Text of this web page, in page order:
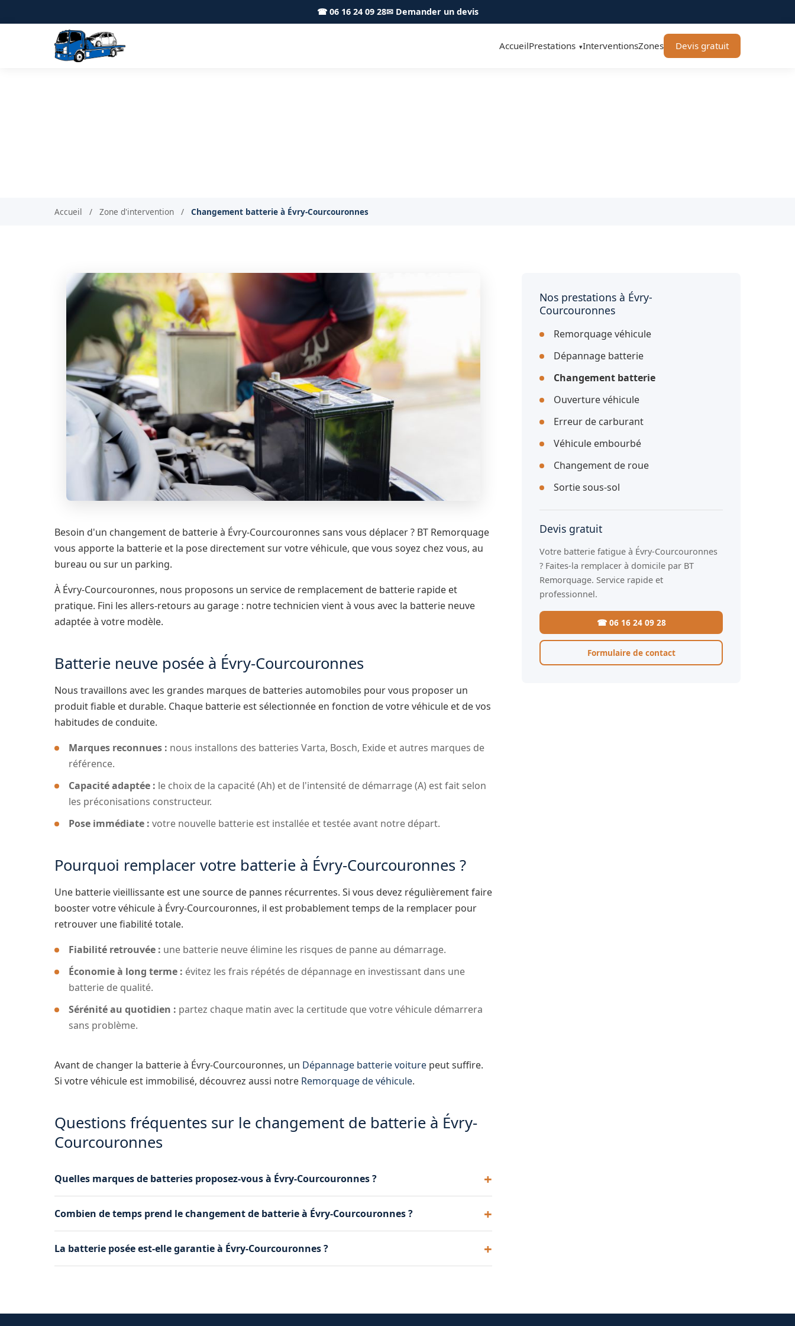
☎ 06 16 24 09 28✉ Demander un devis
AccueilPrestations ▾InterventionsZones Devis gratuit
Accueil / Zone d'intervention / Changement batterie à Évry-Courcouronnes
Besoin d'un changement de batterie à Évry-Courcouronnes sans vous déplacer ? BT Remorquage
vous apporte la batterie et la pose directement sur votre véhicule, que vous soyez chez vous, au
bureau ou sur un parking.
À Évry-Courcouronnes, nous proposons un service de remplacement de batterie rapide et
pratique. Fini les allers-retours au garage : notre technicien vient à vous avec la batterie neuve
adaptée à votre modèle.
Batterie neuve posée à Évry-Courcouronnes
Nous travaillons avec les grandes marques de batteries automobiles pour vous proposer un
produit fiable et durable. Chaque batterie est sélectionnée en fonction de votre véhicule et de vos
habitudes de conduite.
Marques reconnues : nous installons des batteries Varta, Bosch, Exide et autres marques de
référence.
Capacité adaptée : le choix de la capacité (Ah) et de l'intensité de démarrage (A) est fait selon
les préconisations constructeur.
Pose immédiate : votre nouvelle batterie est installée et testée avant notre départ.
Pourquoi remplacer votre batterie à Évry-Courcouronnes ?
Une batterie vieillissante est une source de pannes récurrentes. Si vous devez régulièrement faire
booster votre véhicule à Évry-Courcouronnes, il est probablement temps de la remplacer pour
retrouver une fiabilité totale.
Fiabilité retrouvée : une batterie neuve élimine les risques de panne au démarrage.
Économie à long terme : évitez les frais répétés de dépannage en investissant dans une
batterie de qualité.
Sérénité au quotidien : partez chaque matin avec la certitude que votre véhicule démarrera
sans problème.
Avant de changer la batterie à Évry-Courcouronnes, un Dépannage batterie voiture peut suffire.
Si votre véhicule est immobilisé, découvrez aussi notre Remorquage de véhicule.
Questions fréquentes sur le changement de batterie à Évry-
Courcouronnes
Quelles marques de batteries proposez-vous à Évry-Courcouronnes ?
modèle sont choisis en fonction des spécifications de votre véhicule.
Combien de temps prend le changement de batterie à Évry-Courcouronnes ?
ensuite un test de fonctionnement pour vérifier que tout est en ordre.
La batterie posée est-elle garantie à Évry-Courcouronnes ?
Nos prestations à Évry-
Courcouronnes
Remorquage véhicule
Dépannage batterie
Changement batterie
Ouverture véhicule
Erreur de carburant
Véhicule embourbé
Changement de roue
Sortie sous-sol
Devis gratuit
Votre batterie fatigue à Évry-Courcouronnes
? Faites-la remplacer à domicile par BT
Remorquage. Service rapide et
professionnel.
☎ 06 16 24 09 28
Formulaire de contact